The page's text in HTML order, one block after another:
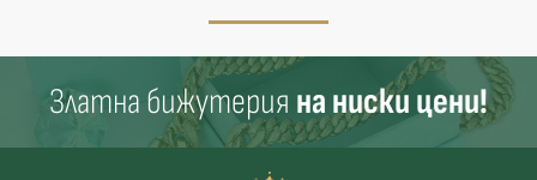
Златна бижутерия на ниски цени!